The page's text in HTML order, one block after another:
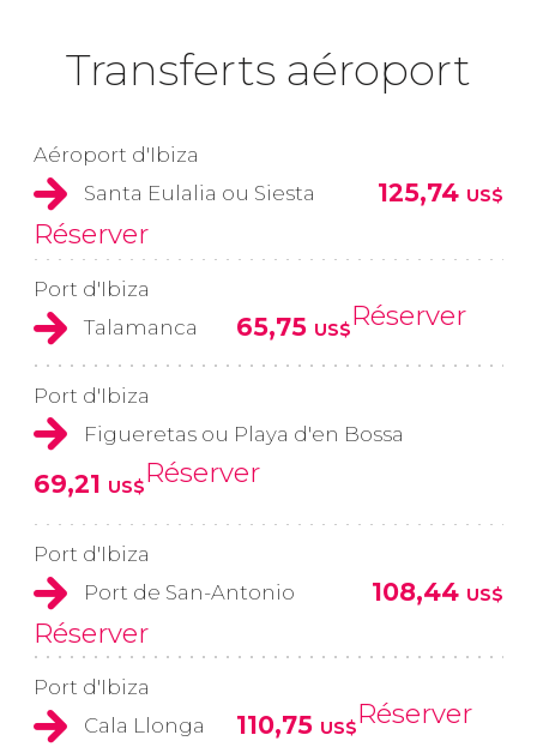
Transferts aéroport
Aéroport d'Ibiza
Santa Eulalia ou Siesta
125,74 US$
Réserver
Port d'Ibiza
Talamanca
65,75 US$Réserver
Port d'Ibiza
Figueretas ou Playa d'en Bossa
69,21 US$Réserver
Port d'Ibiza
Port de San-Antonio
108,44 US$
Réserver
Port d'Ibiza
Cala Llonga
110,75 US$Réserver